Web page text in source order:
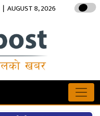
| AUGUST 8, 2026